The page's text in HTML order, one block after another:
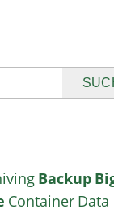
Backup
Container Data